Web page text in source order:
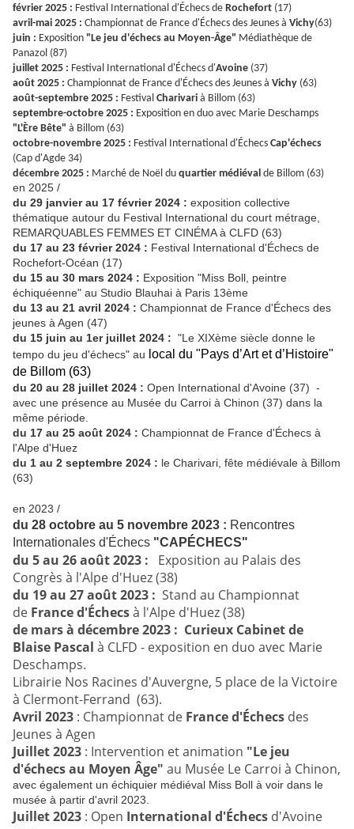
février 2025 : Festival International d'Échecs de Rochefort (17)
avril-mai 2025 : Championnat de France d'Échecs des Jeunes à Vichy(63)
juin : Exposition "Le jeu d'échecs au Moyen-Âge" Médiathèque de
Panazol (87)
juillet 2025 : Festival International d'Échecs d'Avoine (37)
août 2025 : Championnat de France d'Échecs des Jeunes à Vichy (63)
août-septembre 2025 : Festival Charivari à Billom (63)
septembre-octobre 2025 : Exposition en duo avec Marie Deschamps
"L'Ère Bête" à Billom (63)
octobre-novembre 2025 : Festival International d'Échecs Cap'échecs
(Cap d'Agde 34)
décembre 2025 : Marché de Noël du quartier médiéval de Billom (63)
en 2025 /
du 29 janvier au 17 février 2024 : exposition collective
thématique autour du Festival International du court métrage,
REMARQUABLES FEMMES ET CINÉMA à CLFD (63)
du 17 au 23 février 2024 : Festival International d'Échecs de
Rochefort-Océan (17)
du 15 au 30 mars 2024 : Exposition "Miss Boll, peintre
échiquéenne" au Studio Blauhai à Paris 13ème
du 13 au 21 avril 2024 : Championnat de France d'Échecs des
jeunes à Agen (47)
du 15 juin au 1er juillet 2024 : "Le XIXème siècle donne le
tempo du jeu d'échecs" au local du "Pays d’Art et d’Histoire"
de Billom (63)
du 20 au 28 juillet 2024 : Open International d'Avoine (37) -
avec une présence au Musée du Carroi à Chinon (37) dans la
même période.
du 17 au 25 août 2024 : Championnat de France d'Échecs à
l'Alpe d'Huez
du 1 au 2 septembre 2024 : le Charivari, fête médiévale à Billom
(63)
en 2023 /
du 28 octobre au 5 novembre 2023 : Rencontres
Internationales d'Échecs "CAPÉCHECS"
du 5 au 26 août 2023 : Exposition au Palais des
Congrès à l'Alpe d'Huez (38)
du 19 au 27 août 2023 : Stand au Championnat
de France d'Échecsà l'Alpe d'Huez (38)
de mars à décembre 2023 : Curieux Cabinet de
Blaise Pascal à CLFD - exposition en duo avec Marie
Deschamps.
Librairie Nos Racines d'Auvergne, 5 place de la Victoire
à Clermont-Ferrand (63).
Avril 2023 : Championnat de France d'Échecs des
Jeunes à Agen
Juillet 2023 : Intervention et animation "Le jeu
d'échecs au Moyen Âge" au Musée Le Carroi à Chinon,
avec également un échiquier médiéval Miss Boll à voir dans le
musée à partir d'avril 2023.
Juillet 2023 : Open International d'Échecs d'Avoine